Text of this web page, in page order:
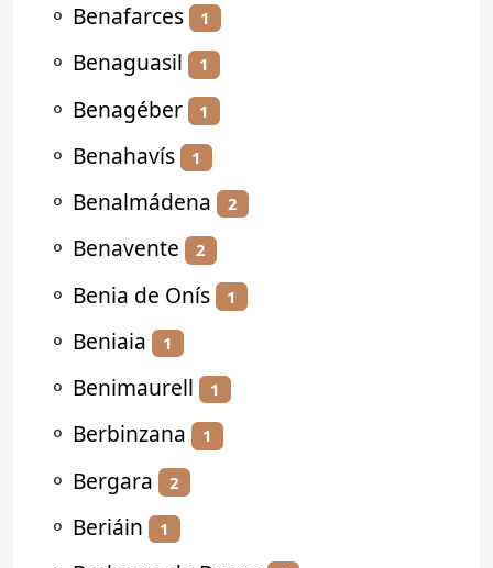
⚬ Benafarces 1
⚬ Benaguasil 1
⚬ Benagéber 1
⚬ Benahavís 1
⚬ Benalmádena 2
⚬ Benavente 2
⚬ Benia de Onís 1
⚬ Beniaia 1
⚬ Benimaurell 1
⚬ Berbinzana 1
⚬ Bergara 2
⚬ Beriáin 1